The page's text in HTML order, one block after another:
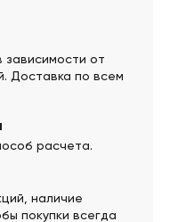
зависимости от
Доставка по всем
расчета.
наличие
покупки всегда